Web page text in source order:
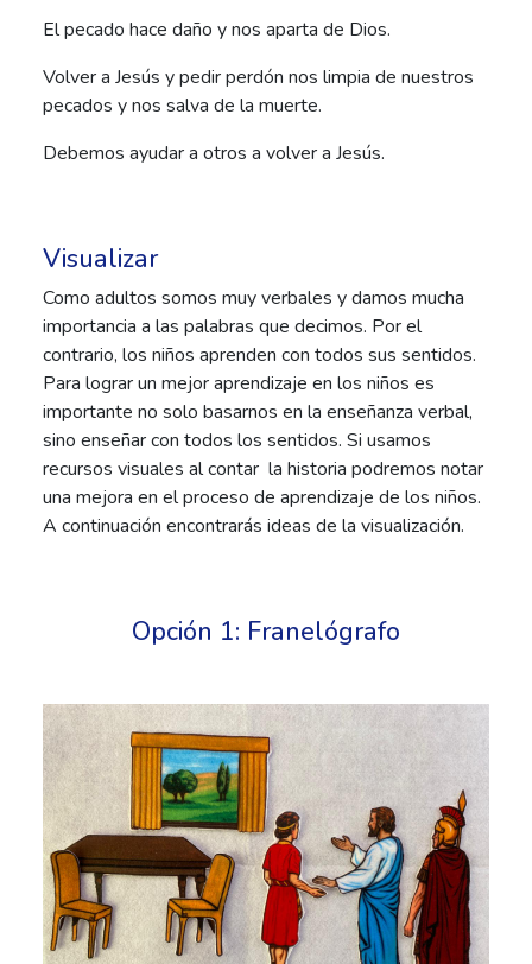
El pecado hace daño y nos aparta de Dios.
Volver a Jesús y pedir perdón nos limpia de nuestros
pecados y nos salva de la muerte.
Debemos ayudar a otros a volver a Jesús.
Visualizar
Como adultos somos muy verbales y damos mucha
importancia a las palabras que decimos. Por el
contrario, los niños aprenden con todos sus sentidos.
Para lograr un mejor aprendizaje en los niños es
importante no solo basarnos en la enseñanza verbal,
sino enseñar con todos los sentidos. Si usamos
recursos visuales al contar la historia podremos notar
una mejora en el proceso de aprendizaje de los niños.
A continuación encontrarás ideas de la visualización.
Opción 1: Franelógrafo